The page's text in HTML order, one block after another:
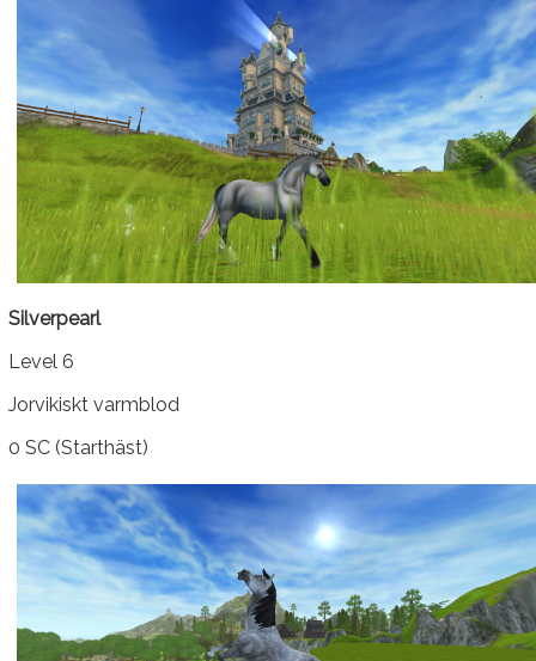
Silverpearl
Level 6
Jorvikiskt varmblod
0 SC (Starthäst)